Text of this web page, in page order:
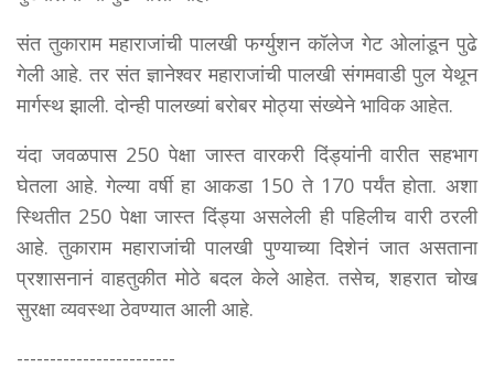
संत तुकाराम महाराजांची पालखी फर्ग्युशन कॉलेज गेट ओलांडून पुढे
गेली आहे. तर संत ज्ञानेश्वर महाराजांची पालखी संगमवाडी पुल येथून
मार्गस्थ झाली. दोन्ही पालख्यां बरोबर मोठ्या संख्येने भाविक आहेत.
यंदा जवळपास 250 पेक्षा जास्त वारकरी दिंड्यांनी वारीत सहभाग
घेतला आहे. गेल्या वर्षी हा आकडा 150 ते 170 पर्यंत होता. अशा
स्थितीत 250 पेक्षा जास्त दिंड्या असलेली ही पहिलीच वारी ठरली
आहे. तुकाराम महाराजांची पालखी पुण्याच्या दिशेनं जात असताना
प्रशासनानं वाहतुकीत मोठे बदल केले आहेत. तसेच, शहरात चोख
सुरक्षा व्यवस्था ठेवण्यात आली आहे.
------------------------